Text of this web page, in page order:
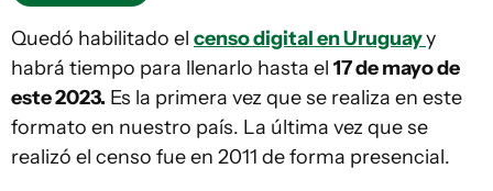
Quedó habilitado el censo digital en Uruguayy
habrá tiempo para llenarlo hasta el 17 de mayo de
este 2023. Es la primera vez que se realiza en este
formato en nuestro país. La última vez que se
realizó el censo fue en 2011 de forma presencial.